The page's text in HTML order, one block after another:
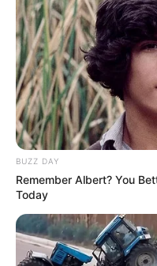
BUZZ DAY
Remember Albert? You
Today